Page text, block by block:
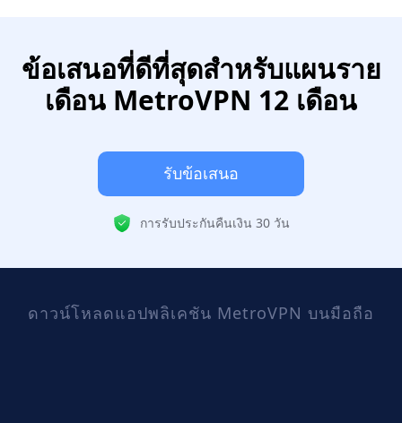
ข้อเสนอที่ดีที่สุดสำหรับแผนราย
เดือน MetroVPN 12 เดือน
รับข้อเสนอ
การรับประกันคืนเงิน 30 วัน
ดาวน์โหลดแอปพลิเคชัน MetroVPN บนมือถือ